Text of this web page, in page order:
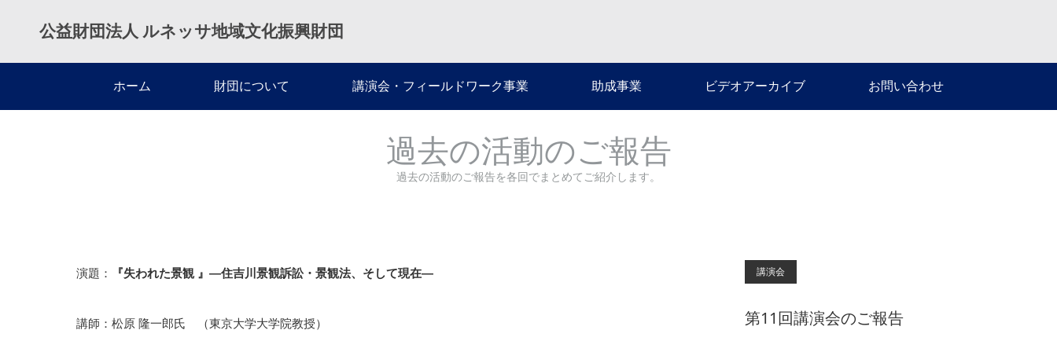
公益財団法人 ルネッサ地域文化振興財団
ホーム 財団について 講演会・フィールドワーク事業 助成事業 ビデオアーカイブ お問い合わせ
過去の活動 第11回講演会のご報告
過去の活動のご報告
過去の活動のご報告を各回でまとめてご紹介します。
講演会
第11回講演会のご報告
演題： 『失われた景観 』―住吉川景観訴訟・景観法、そして現在―
講師：松原 隆一郎氏 （東京大学大学院教授）